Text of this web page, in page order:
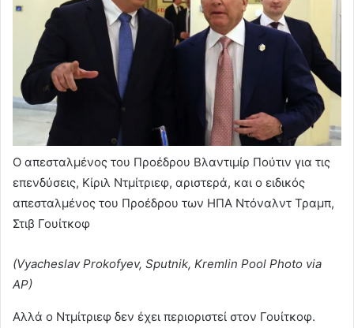
Ο απεσταλμένος του Προέδρου Βλαντιμίρ Πούτιν για τις
επενδύσεις, Κίριλ Ντμίτριεφ, αριστερά, και ο ειδικός
απεσταλμένος του Προέδρου των ΗΠΑ Ντόναλντ Τραμπ,
Στιβ Γουίτκοφ
(Vyacheslav Prokofyev, Sputnik, Kremlin Pool Photo via
AP)
Αλλά ο Ντμίτριεφ δεν έχει περιοριστεί στον Γουίτκοφ.